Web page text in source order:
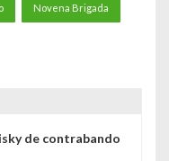
Novena Brigada
de contrabando